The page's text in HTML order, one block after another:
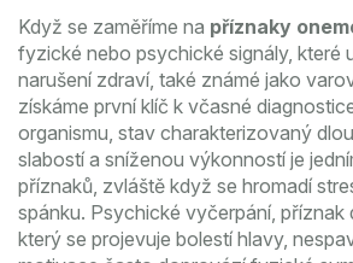
Když se zaměříme na příznaky
fyzické nebo psychické signály, které
narušení zdraví, také známé jako
získáme první klíč k včasné
organismu, stav charakterizovaný
slabostí a sníženou výkonností je
příznaků, zvláště když se hromadí
spánku. Psychické vyčerpání, příznak
který se projevuje bolestí hlavy,